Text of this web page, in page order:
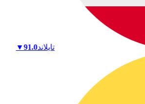
تايلاند91.0
▼